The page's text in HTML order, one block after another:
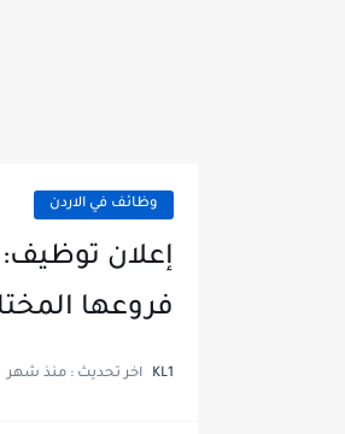
وظائف في الاردن
إعلان
فروعها المختلفة
KL1 اخر تحديث : منذ شهر